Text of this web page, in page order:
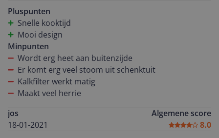
Pluspunten
Snelle kooktijd
Mooi design
Minpunten
Wordt erg heet aan buitenzijde
Er komt erg veel stoom uit schenktuit
Kalkfilter werkt matig
Maakt veel herrie
jos
18-01-2021
Algemene score
8.0